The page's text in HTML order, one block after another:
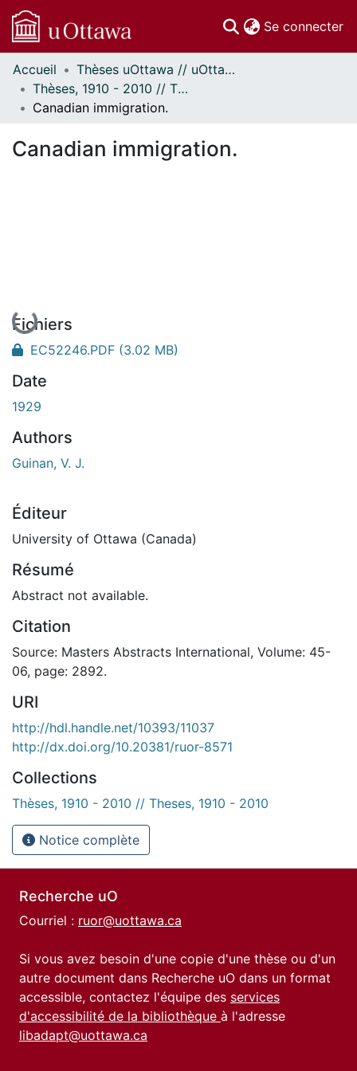
Se connecter
Communautés
et collections
Parcourir
À propos
Accueil
Thèses uOttawa // uOttawa Theses
Thèses, 1910 - 2010 // Theses, 1910 - 2010
Canadian immigration.
Canadian immigration.
Fichiers
EC52246.PDF (3.02 MB)
Date
1929
Authors
Guinan, V. J.
Éditeur
University of Ottawa (Canada)
Résumé
Abstract not available.
Citation
Source: Masters Abstracts International, Volume: 45-
06, page: 2892.
URI
http://hdl.handle.net/10393/11037
http://dx.doi.org/10.20381/ruor-8571
Collections
Thèses, 1910 - 2010 // Theses, 1910 - 2010
Notice complète
Recherche uO
Courriel : ruor@uottawa.ca
Si vous avez besoin d'une copie d'une thèse ou d'un
autre document dans Recherche uO dans un format
accessible, contactez l'équipe des services
d'accessibilité de la bibliothèque à l'adresse
libadapt@uottawa.ca